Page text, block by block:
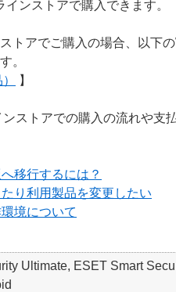
ンストアで購入できます。
トアでご購入の場合、以下
。
】
ストアでの購入の流れや支
移行するには？
り利用製品を変更したい
境について
Ultimate, ESET Smart